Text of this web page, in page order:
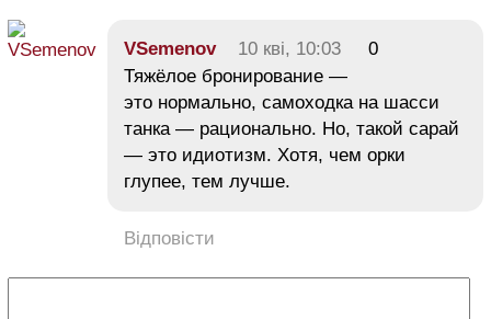
VSemenov 10 кві, 10:03
0
Тяжёлое бронирование —
это нормально, самоходка на шасси
танка — рационально. Но, такой сарай
— это идиотизм. Хотя, чем орки
глупее, тем лучше.
Відповісти